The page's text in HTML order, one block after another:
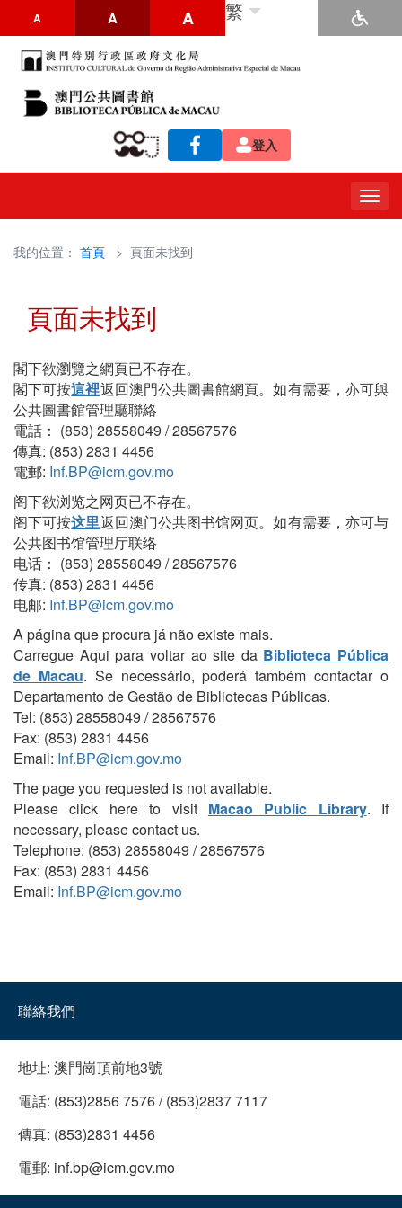
A A A 繁
登入
我的位置： 首頁 > 頁面未找到
頁面未找到
閣下欲瀏覽之網頁已不存在。
閣下可按這裡返回澳門公共圖書館網頁。如有需要，亦可與
公共圖書館管理廳聯絡
電話： (853) 28558049 / 28567576
傳真: (853) 2831 4456
電郵: Inf.BP@icm.gov.mo
阁下欲浏览之网页已不存在。
阁下可按这里返回澳门公共图书馆网页。如有需要，亦可与
公共图书馆管理厅联络
电话： (853) 28558049 / 28567576
传真: (853) 2831 4456
电邮: Inf.BP@icm.gov.mo
A página que procura já não existe mais.
Carregue Aqui para voltar ao site da Biblioteca Pública
de Macau. Se necessário, poderá também contactar o
Departamento de Gestão de Bibliotecas Públicas.
Tel: (853) 28558049 / 28567576
Fax: (853) 2831 4456
Email: Inf.BP@icm.gov.mo
The page you requested is not available.
Please click here to visit Macao Public Library. If
necessary, please contact us.
Telephone: (853) 28558049 / 28567576
Fax: (853) 2831 4456
Email: Inf.BP@icm.gov.mo
聯絡我們
地址: 澳門崗頂前地3號
電話: (853)2856 7576 / (853)2837 7117
傳真: (853)2831 4456
電郵: inf.bp@icm.gov.mo